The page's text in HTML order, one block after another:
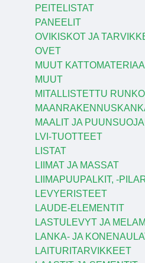
PEITELISTAT
PANEELIT
OVIKISKOT JA
OVET
MUUT
MUUT
MITALLISTETTU
MAALIT JA
LVI-TUOTTEET
LISTAT
LIIMAT JA MASSAT
LIIMAPUUPALKIT, -
LEVYERISTEET
LAUDE-ELEMENTIT
LASTULEVYT JA
LANKA- JA
LAITURITARVIKKEET